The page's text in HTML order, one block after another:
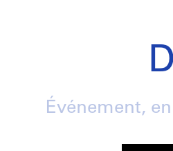
Événement,